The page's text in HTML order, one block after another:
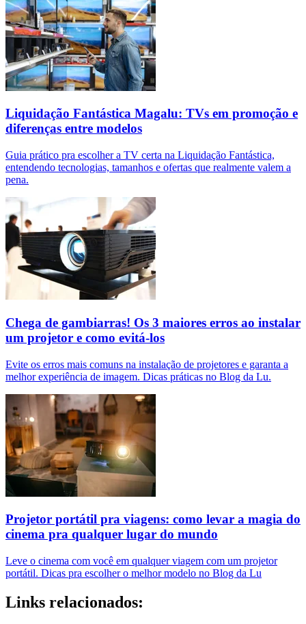
Liquidação Fantástica Magalu: TVs em promoção e
diferenças entre modelos
Guia prático pra escolher a TV certa na Liquidação Fantástica,
entendendo tecnologias, tamanhos e ofertas que realmente valem a
pena.
Chega de gambiarras! Os 3 maiores erros ao instalar
um projetor e como evitá-los
Evite os erros mais comuns na instalação de projetores e garanta a
melhor experiência de imagem. Dicas práticas no Blog da Lu.
Projetor portátil pra viagens: como levar a magia do
cinema pra qualquer lugar do mundo
Leve o cinema com você em qualquer viagem com um projetor
portátil. Dicas pra escolher o melhor modelo no Blog da Lu
Links relacionados: